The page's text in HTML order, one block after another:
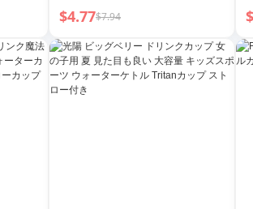
ーカップ ホームシンプルティー
$4.77$7.94